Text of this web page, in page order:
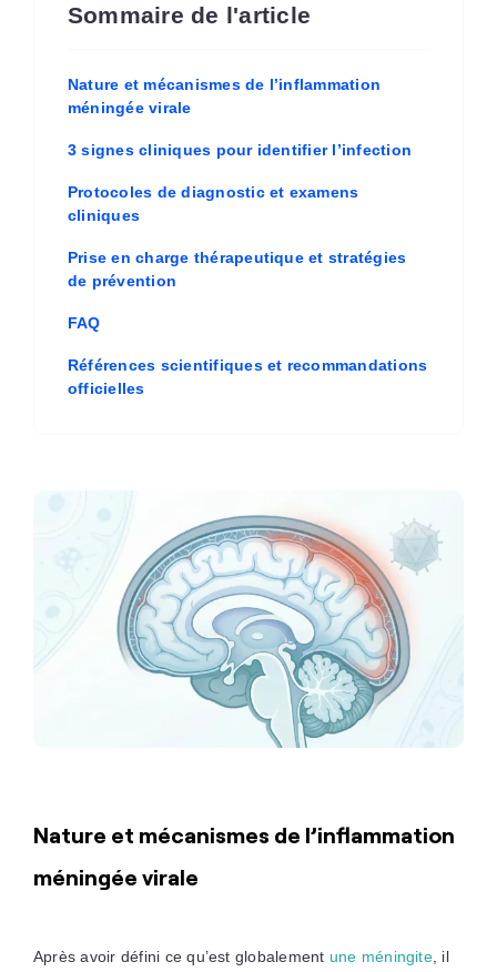
Sommaire de l'article
Nature et mécanismes de l’inflammation
méningée virale
3 signes cliniques pour identifier l’infection
Protocoles de diagnostic et examens
cliniques
Prise en charge thérapeutique et stratégies
de prévention
FAQ
Références scientifiques et recommandations
officielles
Nature et mécanismes de l’inflammation
méningée virale
Après avoir défini ce qu’est globalement une méningite, il